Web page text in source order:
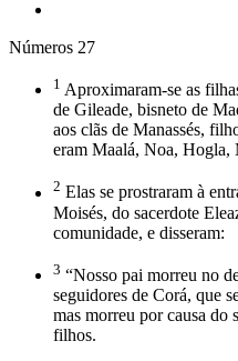
Números 27
1 Aproximaram-se as
de Gileade, bisneto de
aos clãs de Manassés,
eram Maalá, Noa, Hogla,
2 Elas se prostraram à
Moisés, do sacerdote
comunidade, e disseram:
3 “Nosso pai morreu no
seguidores de Corá, que
mas morreu por causa do
filhos.